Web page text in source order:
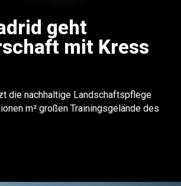
geht
mit Kress
die nachhaltige Landschaftspflege
m² großen Trainingsgelände des